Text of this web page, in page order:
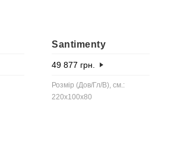
Santimenty
49 877 грн.
Розмір (Дов/Гл/В), см.:
220x100x80